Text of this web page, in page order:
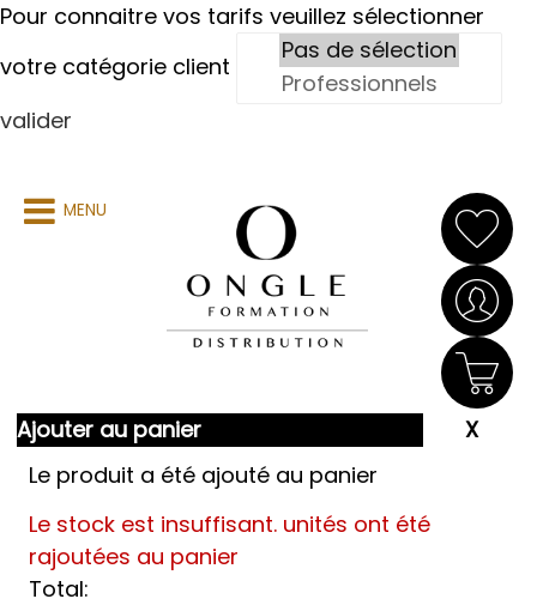
Pour connaitre vos tarifs veuillez sélectionner
votre catégorie client
valider
MENU
Ajouter au panier
Le produit a été ajouté au panier
Le stock est insuffisant. unités ont été
rajoutées au panier
Total: